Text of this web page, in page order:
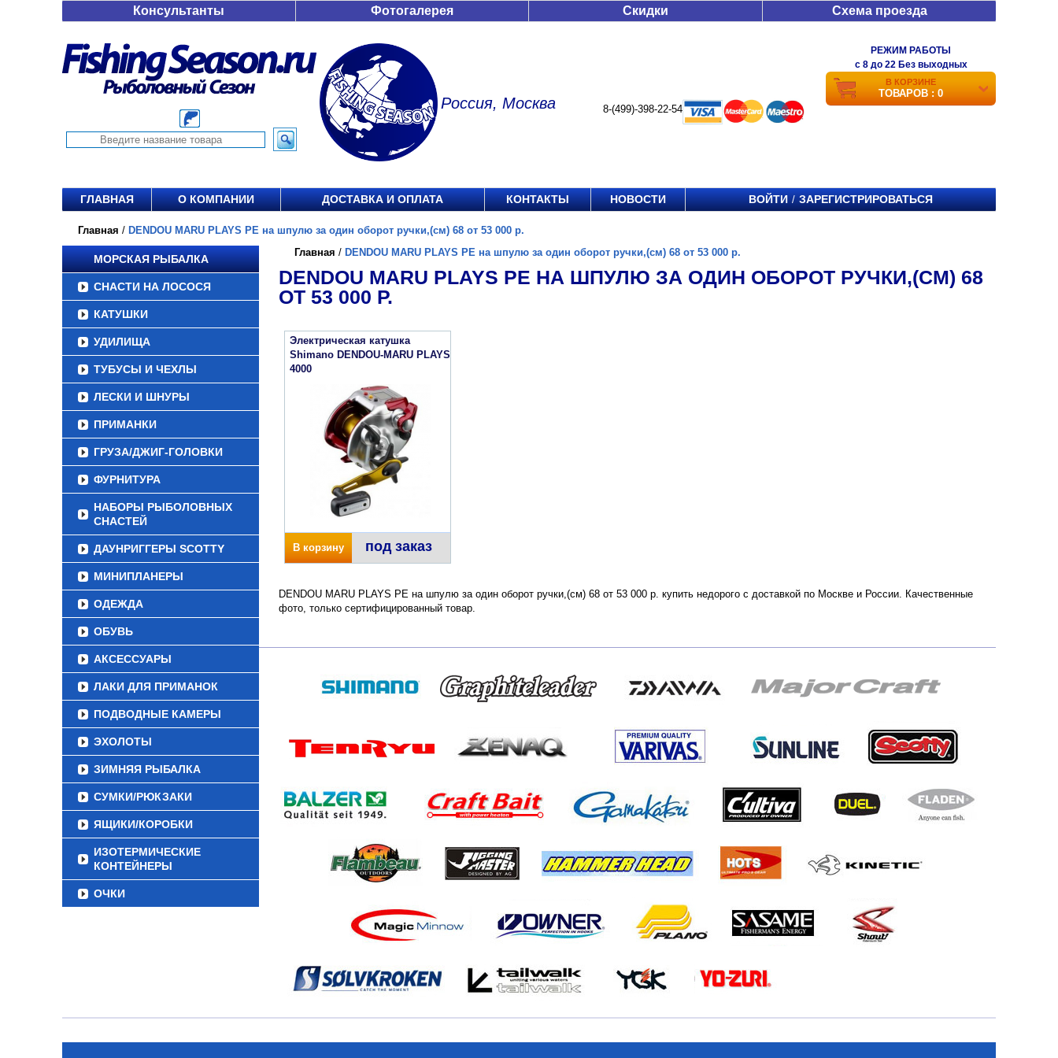
Консультанты Фотогалерея Скидки Схема проезда
Россия, Москва 8-(499)-398-22-54
РЕЖИМ РАБОТЫ
c 8 до 22 Без выходных
В КОРЗИНЕ
ТОВАРОВ : 0
ГЛАВНАЯ О КОМПАНИИ ДОСТАВКА И ОПЛАТА КОНТАКТЫ НОВОСТИ ВОЙТИ / ЗАРЕГИСТРИРОВАТЬСЯ
Главная / DENDOU MARU PLAYS PE на шпулю за один оборот ручки,(см) 68 от 53 000 р.
МОРСКАЯ РЫБАЛКА
СНАСТИ НА ЛОСОСЯ
КАТУШКИ
УДИЛИЩА
ТУБУСЫ И ЧЕХЛЫ
ЛЕСКИ И ШНУРЫ
ПРИМАНКИ
ГРУЗА/ДЖИГ-ГОЛОВКИ
ФУРНИТУРА
НАБОРЫ РЫБОЛОВНЫХ
СНАСТЕЙ
ДАУНРИГГЕРЫ SCOTTY
МИНИПЛАНЕРЫ
ОДЕЖДА
ОБУВЬ
АКСЕССУАРЫ
ЛАКИ ДЛЯ ПРИМАНОК
ПОДВОДНЫЕ КАМЕРЫ
ЭХОЛОТЫ
ЗИМНЯЯ РЫБАЛКА
СУМКИ/РЮКЗАКИ
ЯЩИКИ/КОРОБКИ
ИЗОТЕРМИЧЕСКИЕ
КОНТЕЙНЕРЫ
ОЧКИ
Главная / DENDOU MARU PLAYS PE на шпулю за один оборот ручки,(см) 68 от 53 000 р.
DENDOU MARU PLAYS PE НА ШПУЛЮ ЗА ОДИН ОБОРОТ РУЧКИ,(СМ) 68
ОТ 53 000 Р.
Электрическая катушка
Shimano DENDOU-MARU PLAYS
4000
В корзину под заказ
DENDOU MARU PLAYS PE на шпулю за один оборот ручки,(см) 68 от 53 000 р. купить недорого с доставкой по Москве и России. Качественные
фото, только сертифицированный товар.